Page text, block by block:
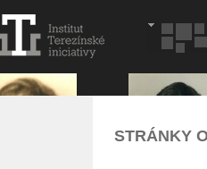
STRÁNKY